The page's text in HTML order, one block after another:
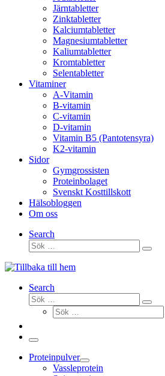
Järntabletter
Zinktabletter
Kalciumtabletter
Magnesiumtabletter
Kaliumtabletter
Kromtabletter
Selentabletter
Vitaminer
A-Vitamin
B-vitamin
C-vitamin
D-vitamin
Vitamin B5 (Pantotensyra)
K2-vitamin
Sidor
Gymgrossisten
Proteinbolaget
Svenskt Kosttillskott
Hälsobloggen
Om oss
Search
Sök
Sök
Search
Sök
Sök
Sök
Meny
Proteinpulver
Vassleprotein